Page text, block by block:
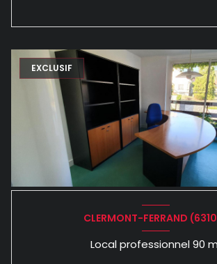
EXCLUSIF
CLERMONT-FERRAND
Local